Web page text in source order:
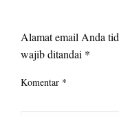
Alamat email Anda
wajib ditandai *
Komentar *